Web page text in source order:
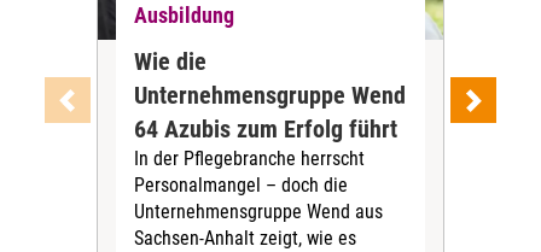
Ausbildung
Wie die
Unternehmensgruppe Wend
64 Azubis zum Erfolg führt
In der Pflegebranche herrscht
Personalmangel – doch die
Unternehmensgruppe Wend aus
Sachsen-Anhalt zeigt, wie es